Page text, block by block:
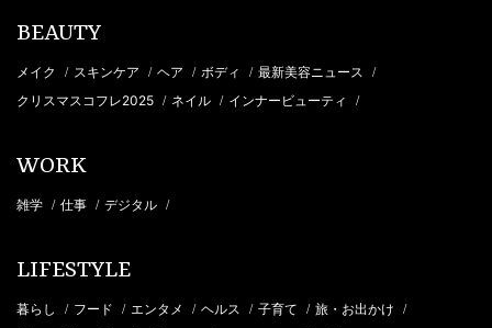
BEAUTY
メイク / スキンケア / ヘア / ボディ / 最新美容ニュース /
クリスマスコフレ2025 / ネイル / インナービューティ /
WORK
雑学 / 仕事 / デジタル /
LIFESTYLE
暮らし / フード / エンタメ / ヘルス / 子育て / 旅・お出かけ /